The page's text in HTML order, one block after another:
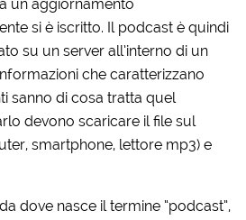
un aggiornamento
si è iscritto. Il podcast è quindi
su un server all’interno di un
che caratterizzano
sanno di cosa tratta quel
devono scaricare il file sul
smartphone, lettore mp3) e
dove nasce il termine “podcast”,